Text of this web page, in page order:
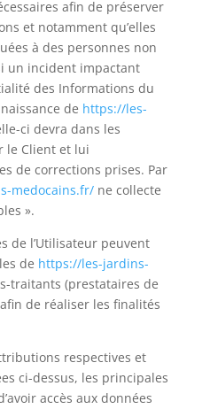
afin de préserver
et notamment qu’elles
à des personnes non
un incident impactant
des Informations du
de https://les-
ci devra dans les
le Client et lui
de corrections prises. Par
medocains.fr/ne collecte
».
de l’Utilisateur peuvent
de https://les-jardins-
traitants (prestataires de
de réaliser les finalités
respectives et
ci-dessus, les principales
accès aux données